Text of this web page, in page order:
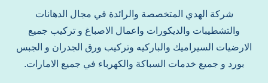
شركة الهدي المتخصصة والرائدة في مجال الدهانات
والتشطيبات والديكورات واعمال الاصباغ و تركيب جميع
الارضيات السيراميك والباركيه وتركيب ورق الجدران و الجبس
بورد و جميع خدمات السباكة والكهرباء في جميع الامارات.